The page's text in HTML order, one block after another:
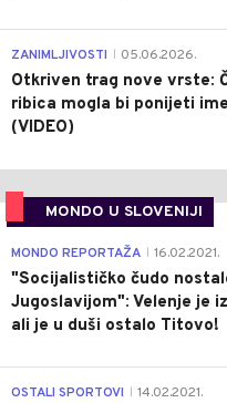
ZANIMLJIVOSTI 05.06.2026.
Otkriven trag nove vrste:
ribica mogla bi ponijeti
(VIDEO)
MONDO U SLOVENIJI
MONDO REPORTAŽA 16.02.2021.
"Socijalističko čudo
Jugoslavijom": Velenje je
ali je u duši ostalo Titovo!
OSTALI SPORTOVI 14.02.2021.